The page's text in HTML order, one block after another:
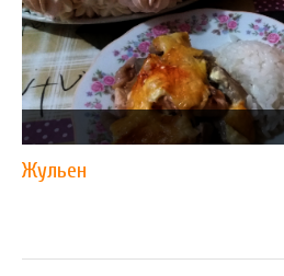
Жульен